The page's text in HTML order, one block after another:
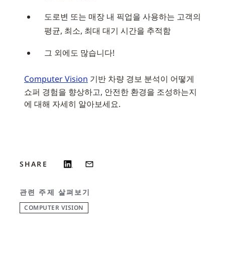
도로변 또는 매장 내 픽업을 사용하는 고객의
평균, 최소, 최대 대기 시간을 추적함
그 외에도 많습니다!
Computer Vision 기반 차량 경보 분석이 어떻게
쇼퍼 경험을 향상하고, 안전한 환경을 조성하는지
에 대해 자세히 알아보세요.
SHARE
관련 주제 살펴보기
COMPUTER VISION